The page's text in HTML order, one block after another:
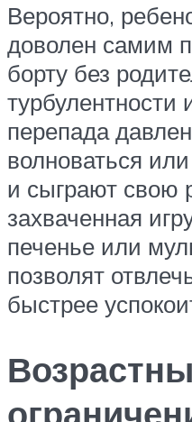
Вероятно,
доволен самим
борту без
турбулентности
перепада
волноваться
и сыграют свою
захваченная
печенье или
позволят
быстрее